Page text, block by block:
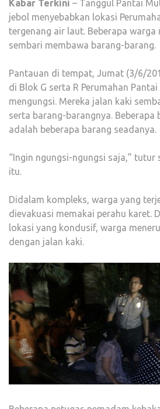
Kabar Terkini – Tanggul Pantai
jebol menyebabkan lokasi
tergenang air laut. Beberapa warga
sembari membawa barang-barang.
Pantauan di tempat, Jumat (3/6/
di Blok G serta R Perumahan
mengungsi. Mereka jalan kaki
serta barang-barangnya. Beberapa
adalah beberapa barang seadanya.
“Ingin ngungsi-ngungsi saja,” tutur
itu.
Didalam kompleks, warga yang
dievakuasi memakai perahu karet.
lokasi yang kondusif, warga
dengan jalan kaki.